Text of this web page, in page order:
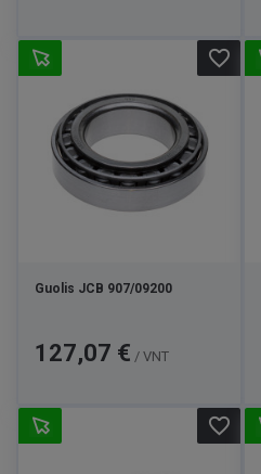
Guolis JCB 907/09200
Kaina
127,07 € / VNT
favorite_border
favorite_border